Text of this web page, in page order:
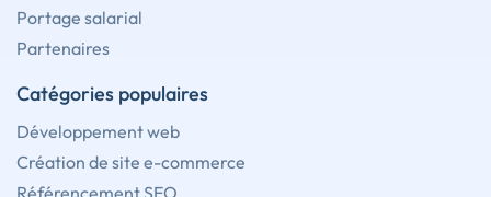
Portage salarial
Partenaires
Catégories populaires
Développement web
Création de site e-commerce